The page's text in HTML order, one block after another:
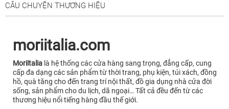
CÂU CHUYỆN THƯƠNG HIỆU
moriitalia.com
Moriitalia là hệ thống các cửa hàng sang trọng, đẳng cấp, cung
cấp đa dạng các sản phẩm từ thời trang, phụ kiện, túi xách, đồng
hồ, quà tăng cho đến trang trí nội thất, đồ gia dụng nhà cửa đời
sống, sản phẩm cho du lịch, dã ngoại… Tất cả đều đến từ các
thương hiệu nổi tiếng hàng đầu thế giới.